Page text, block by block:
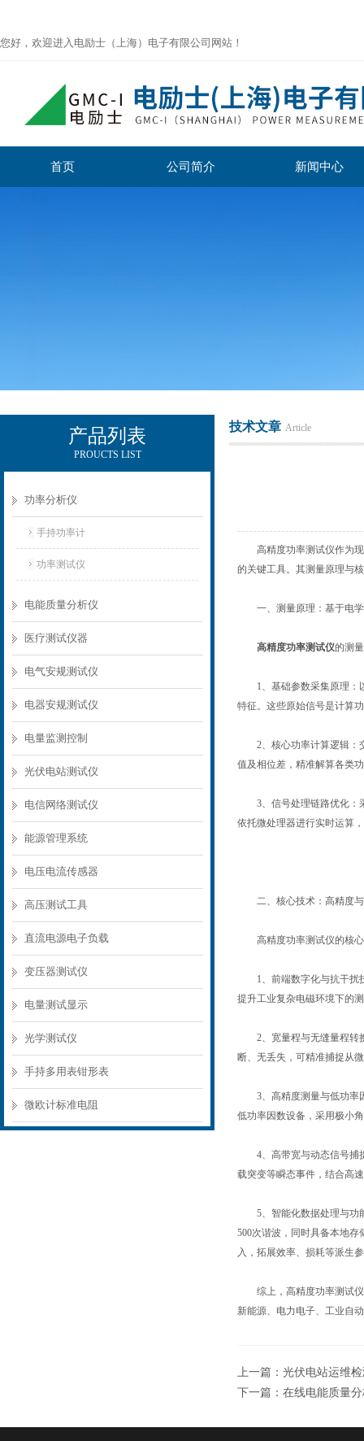
您好，欢迎进入电励士（上海）电子有限公司网站！
首页 公司简介 新闻中心
产品列表
PROUCTS LIST
功率分析仪
手持功率计
功率测试仪
电能质量分析仪
医疗测试仪器
电气安规测试仪
电器安规测试仪
电量监测控制
光伏电站测试仪
电信网络测试仪
能源管理系统
电压电流传感器
高压测试工具
直流电源电子负载
变压器测试仪
电量测试显示
光学测试仪
手持多用表钳形表
微欧计标准电阻
技术文章 Article
高精度功率测试仪作为现
的关键工具。其测量原理与
一、测量原理：基于电学
高精度功率测试仪的测
1、基础参数采集原理：以
特征。这些原始信号是计算
2、核心功率计算逻辑：交
值及相位差，精准解算各类
3、信号处理链路优化：采
依托微处理器进行实时运算
二、核心技术：高精度与
高精度功率测试仪的核心
1、前端数字化与抗干扰技
提升工业复杂电磁环境下的
2、宽量程与无缝量程转换
断、无丢失，可精准捕捉从
3、高精度测量与低功率因
低功率因数设备，采用极小
4、高带宽与动态信号捕捉
载突变等瞬态事件，结合高
5、智能化数据处理与功能
500次谐波，同时具备本地
入，拓展效率、损耗等派生
综上，高精度功率测试仪
新能源、电力电子、工业自
上一篇： 光伏电站运维
下一篇： 在线电能质量